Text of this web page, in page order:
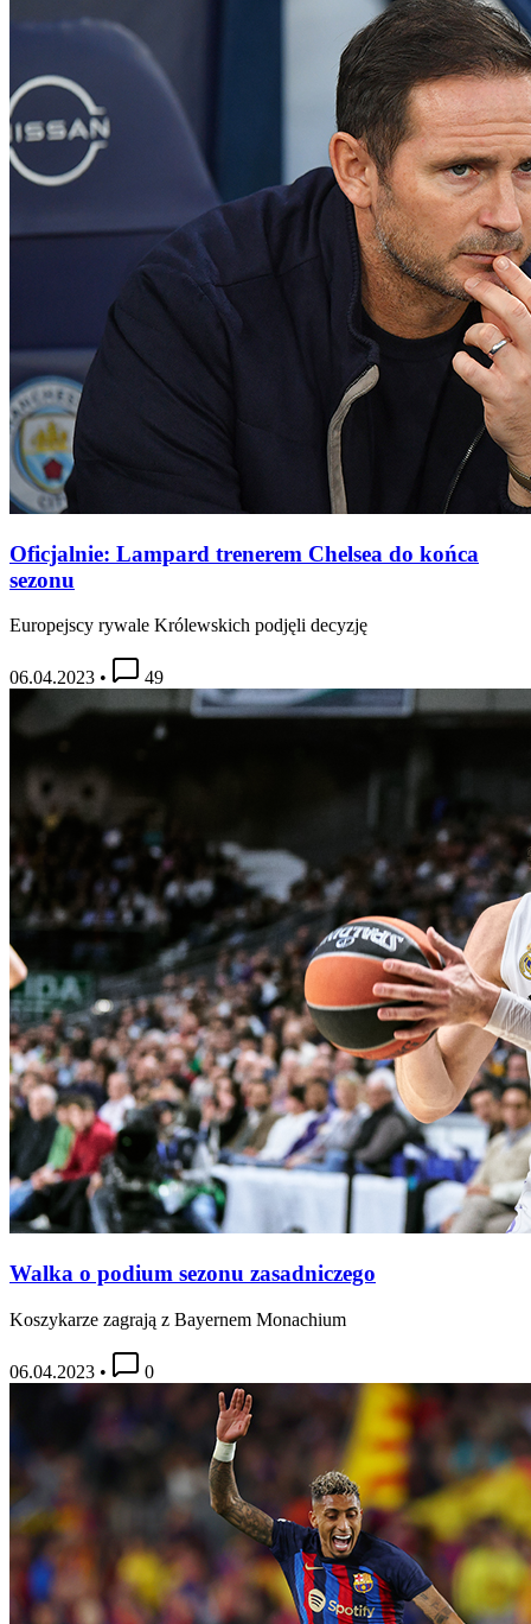
Oficjalnie: Lampard trenerem Chelsea do końca
sezonu
Europejscy rywale Królewskich podjęli decyzję
06.04.2023 • 49
Walka o podium sezonu zasadniczego
Koszykarze zagrają z Bayernem Monachium
06.04.2023 • 0